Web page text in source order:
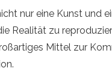
nur eine Kunst und
Realität zu
Mittel zur